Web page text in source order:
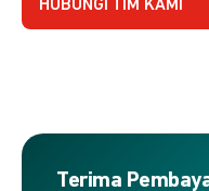
HUBUNGI TIM KAMI
Terima